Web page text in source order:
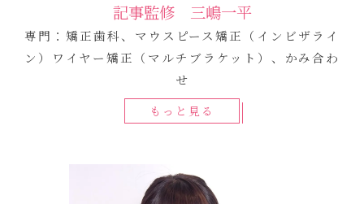
記事監修 三嶋一平
専門：矯正歯科、マウスピース矯正（インビザライ
ン）ワイヤー矯正（マルチブラケット）、かみ合わ
せ
もっと見る